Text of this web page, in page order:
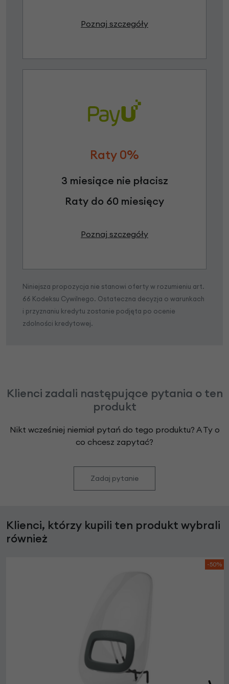
Poznaj szczegóły
Raty 0%
3 miesiące nie płacisz
Raty do 60 miesięcy
Poznaj szczegóły
Niniejsza propozycja nie stanowi oferty w rozumieniu art.
66 Kodeksu Cywilnego. Ostateczna decyzja o warunkach
i przyznaniu kredytu zostanie podjęta po ocenie
zdolności kredytowej.
Klienci zadali następujące pytania o ten
produkt
Nikt wcześniej niemiał pytań do tego produktu? A Ty o
co chcesz zapytać?
Zadaj pytanie
Klienci, którzy kupili ten produkt wybrali
również
-50%